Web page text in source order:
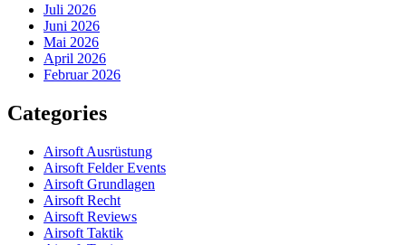
Juli 2026
Juni 2026
Mai 2026
April 2026
Februar 2026
Categories
Airsoft Ausrüstung
Airsoft Felder Events
Airsoft Grundlagen
Airsoft Recht
Airsoft Reviews
Airsoft Taktik